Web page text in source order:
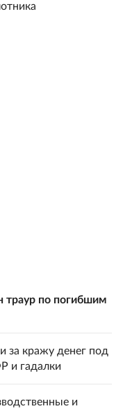
траур по погибшим
за кражу денег под
и гадалки
и